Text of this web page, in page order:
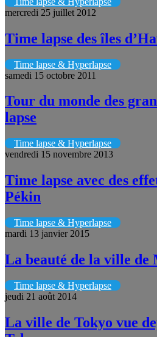
mercredi 25 juillet 2012
Time lapse des îles
Time lapse & Hyperlapse
samedi 15 octobre 2011
Tour du monde des
lapse
Time lapse & Hyperlapse
vendredi 15 novembre 2013
Time lapse avec des
Pékin
Time lapse & Hyperlapse
mardi 13 janvier 2015
La beauté de la ville de
Time lapse & Hyperlapse
jeudi 21 août 2014
La ville de Tokyo vue